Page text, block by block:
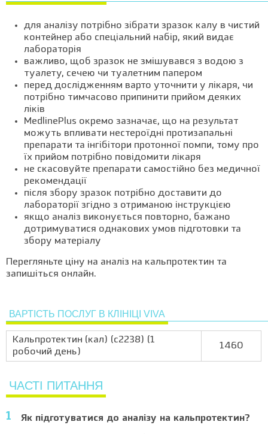
для аналізу потрібно зібрати зразок калу в чистий
контейнер або спеціальний набір, який видає
лабораторія
важливо, щоб зразок не змішувався з водою з
туалету, сечею чи туалетним папером
перед дослідженням варто уточнити у лікаря, чи
потрібно тимчасово припинити прийом деяких
ліків
MedlinePlus окремо зазначає, що на результат
можуть впливати нестероїдні протизапальні
препарати та інгібітори протонної помпи, тому про
їх прийом потрібно повідомити лікаря
не скасовуйте препарати самостійно без медичної
рекомендації
після збору зразок потрібно доставити до
лабораторії згідно з отриманою інструкцією
якщо аналіз виконується повторно, бажано
дотримуватися однакових умов підготовки та
збору матеріалу
Перегляньте ціну на аналіз на кальпротектин та
запишіться онлайн.
ВАРТІСТЬ ПОСЛУГ В КЛІНІЦІ VIVA
Кальпротектин (кал) (с2238) (1
робочий день)
1460
ЧАСТІ ПИТАННЯ
Як підготуватися до аналізу на кальпротектин?